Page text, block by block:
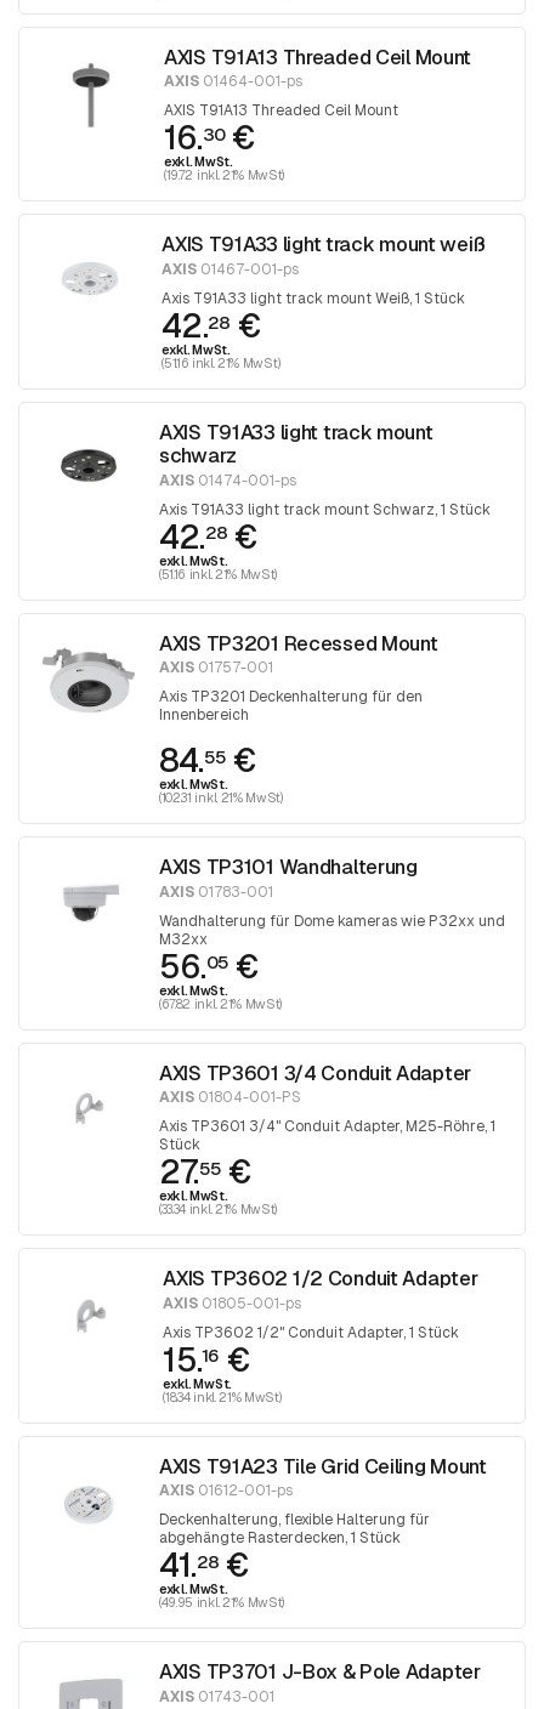
AXIS T91A13 Threaded Ceil Mount
AXIS 01464-001-ps
AXIS T91A13 Threaded Ceil Mount
16.30€
exkl. MwSt.
(19.72 inkl. 21% MwSt)
AXIS T91A33 light track mount weiß
AXIS 01467-001-ps
Axis T91A33 light track mount Weiß, 1 Stück
42.28 €
exkl. MwSt.
(51.16 inkl. 21% MwSt)
AXIS T91A33 light track mount
schwarz
AXIS 01474-001-ps
Axis T91A33 light track mount Schwarz, 1 Stück
42.28 €
exkl. MwSt.
(51.16 inkl. 21% MwSt)
AXIS TP3201 Recessed Mount
AXIS 01757-001
Axis TP3201 Deckenhalterung für den
Innenbereich
84.55 €
exkl. MwSt.
(102.31 inkl. 21% MwSt)
AXIS TP3101 Wandhalterung
AXIS 01783-001
Wandhalterung für Dome kameras wie P32xx und
M32xx
56.05 €
exkl. MwSt.
(67.82 inkl. 21% MwSt)
AXIS TP3601 3/4 Conduit Adapter
AXIS 01804-001-PS
Axis TP3601 3/4" Conduit Adapter, M25-Röhre, 1
Stück
27.55 €
exkl. MwSt.
(33.34 inkl. 21% MwSt)
AXIS TP3602 1/2 Conduit Adapter
AXIS 01805-001-ps
Axis TP3602 1/2" Conduit Adapter, 1 Stück
15.16 €
exkl. MwSt.
(18.34 inkl. 21% MwSt)
AXIS T91A23 Tile Grid Ceiling Mount
AXIS 01612-001-ps
Deckenhalterung, flexible Halterung für
abgehängte Rasterdecken, 1 Stück
41.28 €
exkl. MwSt.
(49.95 inkl. 21% MwSt)
AXIS TP3701 J-Box & Pole Adapter
AXIS 01743-001